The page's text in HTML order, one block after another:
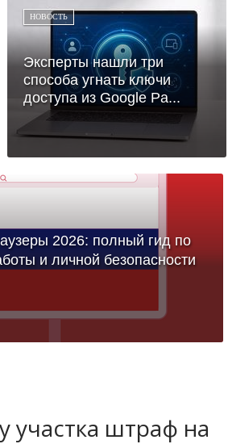
НОВОСТЬ
Эксперты нашли три
способа угнать ключи
доступа из Google Pa...
2026: полный гид по
и личной безопасности
штраф на